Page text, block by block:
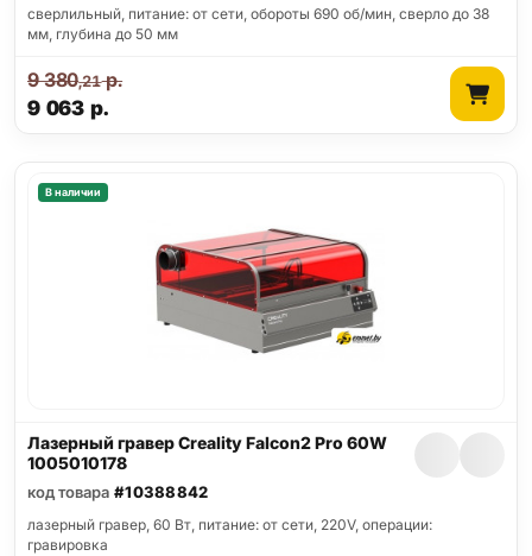
сверлильный, питание: от сети, обороты 690 об/мин, сверло до 38
мм, глубина до 50 мм
9 063 р.
9 380,21р.
В наличии
Лазерный гравер Creality Falcon2 Pro 60W
1005010178
код товара #10388842
лазерный гравер, 60 Вт, питание: от сети, 220V, операции:
гравировка